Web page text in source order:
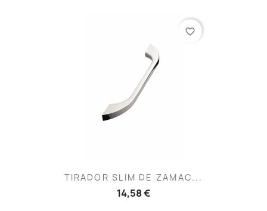
TIRADOR SLIM DE ZAMAC...
14,58 €
favorite_border